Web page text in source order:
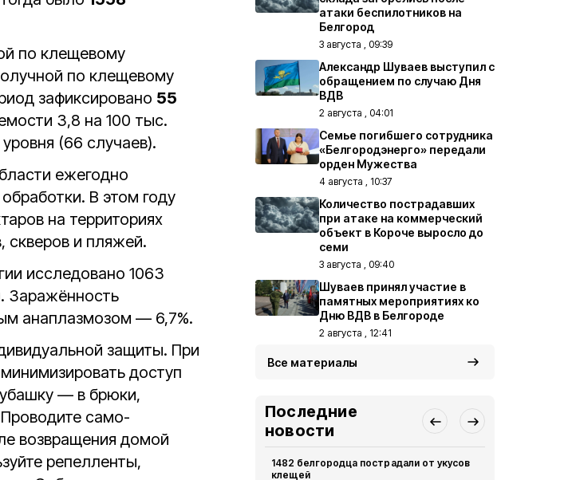
по клещевому
по клещевому
зафиксировано 55
3,8 на 100 тыс.
(66 случаев).
ежегодно
В этом году
на территориях
скверов и пляжей.
исследовано 1063
Заражённость
анаплазмозом — 6,7%.
защиты. При
доступ
— в брюки,
само-
возвращения домой
репелленты,
атаки беспилотников на
Белгород
3 августа , 09:39
Александр Шуваев выступил с
обращением по случаю Дня
ВДВ
2 августа , 04:01
Семье погибшего сотрудника
«Белгородэнерго» передали
орден Мужества
4 августа , 10:37
Количество пострадавших
при атаке на коммерческий
объект в Короче выросло до
семи
3 августа , 09:40
Шуваев принял участие в
памятных мероприятиях ко
Дню ВДВ в Белгороде
2 августа , 12:41
Все материалы
Последние
новости
1482 белгородца пострадали от укусов
клещей